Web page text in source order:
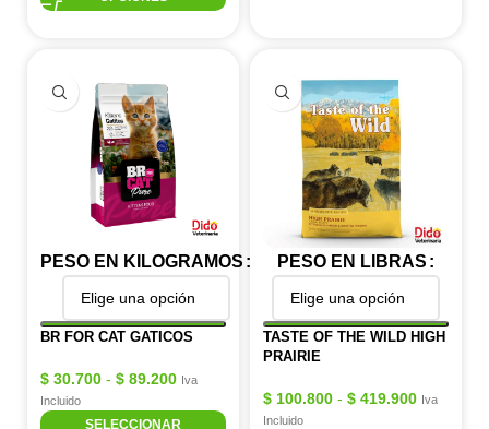
PESO EN KILOGRAMOS
BR FOR CAT GATICOS
$ 30.700 - $ 89.200 Iva
Incluido
SELECCIONAR
PESO EN LIBRAS
TASTE OF THE WILD HIGH
PRAIRIE
$ 100.800 - $ 419.900 Iva
Incluido